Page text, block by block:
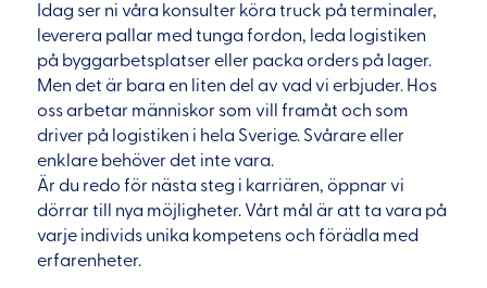
Idag ser ni våra konsulter köra truck på terminaler,
leverera pallar med tunga fordon, leda logistiken
på byggarbetsplatser eller packa orders på lager.
Men det är bara en liten del av vad vi erbjuder. Hos
oss arbetar människor som vill framåt och som
driver på logistiken i hela Sverige. Svårare eller
enklare behöver det inte vara.
Är du redo för nästa steg i karriären, öppnar vi
dörrar till nya möjligheter. Vårt mål är att ta vara på
varje individs unika kompetens och förädla med
erfarenheter.